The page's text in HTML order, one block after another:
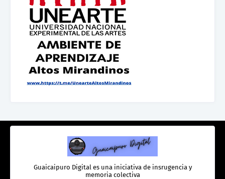
Guaicaipuro Digital es una iniciativa de insrugencia y
memoria colectiva